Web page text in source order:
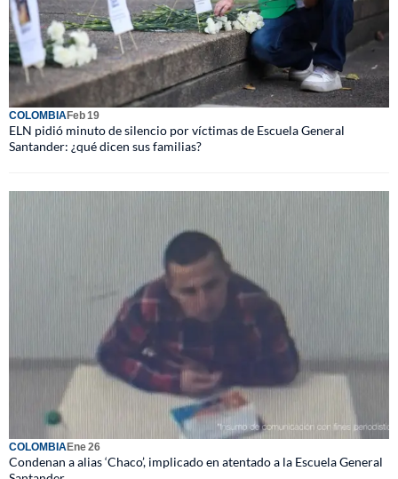
COLOMBIAFeb 19
ELN pidió minuto de silencio por víctimas de Escuela General
Santander: ¿qué dicen sus familias?
COLOMBIAEne 26
Condenan a alias ‘Chaco’, implicado en atentado a la Escuela General